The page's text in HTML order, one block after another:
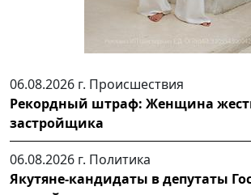
06.08.2026 г. Происшествия
Рекордный штраф: Женщина
застройщика
06.08.2026 г. Политика
Якутяне-кандидаты в депутаты